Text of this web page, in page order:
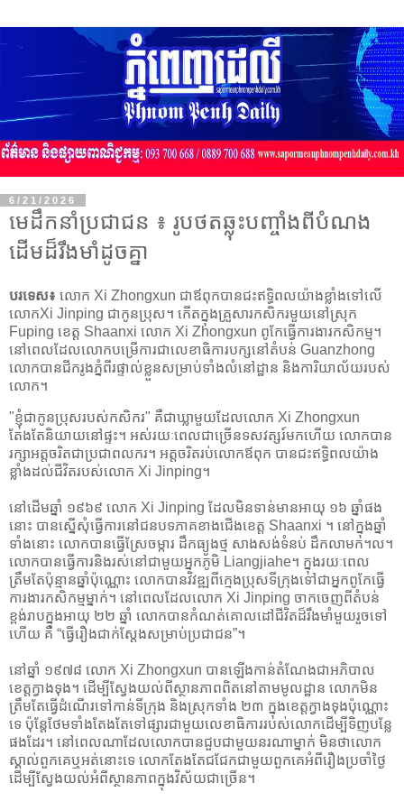
6/21/2026
មេដឹកនាំប្រជាជន ៖ រូបថតឆ្លុះបញ្ចាំងពីបំណង
ដើមដ៏រឹងមាំដូចគ្នា
បរទេស៖ លោក Xi Zhongxun ជាឪពុកបានជះឥទ្ធិពលយ៉ាងខ្លាំងទៅលើ
លោកXi Jinping ជាកូនបុ្រស។ កើតក្នុងគ្រួសារកសិករមួយនៅស្រុក
Fuping ខេត្ត Shaanxi លោក Xi Zhongxun ពូកែធ្វើការងារកសិកម្ម។
នៅពេលដែលលោកបម្រើការជាលេខាធិការបក្សនៅតំបន់ Guanzhong
លោកបានជីករូងភ្នំពីរផ្ទាល់ខ្លួនសម្រាប់ទាំងលំនៅដ្ឋាន និងការិយាល័យរបស់
លោក។
"ខ្ញុំជាកូនប្រុសរបស់កសិករ" គឺជាឃ្លាមួយដែលលោក Xi Zhongxun
តែងតែនិយាយនៅផ្ទះ។ អស់រយៈពេលជាច្រើនទសវត្សរ៍មកហើយ លោកបាន
រក្សាអត្តចរិតជាប្រជាពលករ។ អត្តចរិតរប់លោកឪពុក បានជះឥទ្ធិពលយ៉ាង
ខ្លាំងដល់ជីវិតរបស់លោក Xi Jinping។
នៅដើមឆ្នាំ ១៩៦៩ លោក Xi Jinping ដែលមិនទាន់មានអាយុ ១៦ ឆ្នាំផង
នោះ បានស្នើសុំធ្វើការនៅជនបទភាគខាងជើងខេត្ត Shaanxi ។ នៅក្នុងឆ្នាំ
ទាំងនោះ លោកបានធ្វើស្រែចម្ការ ដឹកធ្យូងថ្ម សាងសង់ទំនប់ ដឹកលាមក។ល។
លោកបានធ្វើការនិងរស់នៅជាមួយអ្នកភូមិ Liangjiahe។ ក្នុងរយៈពេល
ត្រឹមតែប៉ុន្មានឆ្នាំប៉ុណ្ណោះ លោកបានវិវឌ្ឍពីក្មេងប្រុសទីក្រុងទៅជាអ្នកពូកែធ្វើ
ការងារកសិកម្មម្នាក់។ នៅពេលដែលលោក Xi Jinping ចាកចេញពីតំបន់
ខ្ពង់រាបក្នុងអាយុ ២២ ឆ្នាំ លោកបានកំណត់គោលដៅជីវិតដ៏រឹងមាំមួយរួចទៅ
ហើយ គឺ “ធ្វើរឿងជាក់ស្តែងសម្រាប់ប្រជាជន”។
នៅឆ្នាំ ១៩៧៨ លោក Xi Zhongxun បានឡើងកាន់តំណែងជាអភិបាល
ខេត្តក្វាងទុង។ ដើម្បីស្វែងយល់ពីស្ថានភាពពិតនៅតាមមូលដ្ឋាន លោកមិន
ត្រឹមតែធ្វើដំណើរទៅកាន់ទីក្រុង និងស្រុកទាំង ២៣ ក្នុងខេត្តក្វាងទុងប៉ុណ្ណោះ
ទេ ប៉ុន្តែថែមទាំងតែងតែទៅផ្សារជាមួយលេខាធិការរបស់លោកដើម្បីទិញបន្លែ
ផងដែរ។ នៅពេលណាដែលលោកបានជួបជាមួយនរណាម្នាក់ មិនថាលោក
ស្គាល់ពួកគេឬអត់នោះទេ លោកតែងតែជជែកជាមួយពួកគេអំពីរឿងប្រចាំថ្ងៃ
ដើម្បីស្វែងយល់អំពីស្ថានភាពក្នុងវិស័យជាច្រើន។